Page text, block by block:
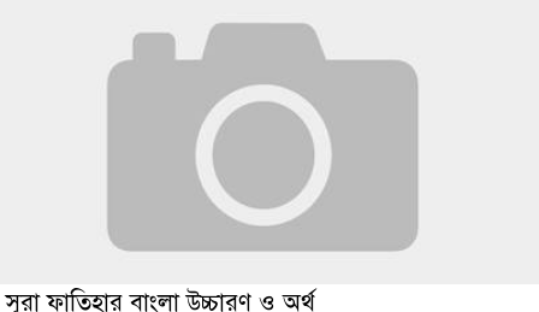
সূরা ফাতিহার বাংলা উচ্চারণ ও অর্থ